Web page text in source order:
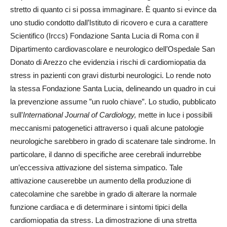
stretto di quanto ci si possa immaginare. È quanto si evince da
uno studio condotto dall’Istituto di ricovero e cura a carattere
Scientifico (Irccs) Fondazione Santa Lucia di Roma con il
Dipartimento cardiovascolare e neurologico dell’Ospedale San
Donato di Arezzo che evidenzia i rischi di cardiomiopatia da
stress in pazienti con gravi disturbi neurologici. Lo rende noto
la stessa Fondazione Santa Lucia, delineando un quadro in cui
la prevenzione assume ”un ruolo chiave”. Lo studio, pubblicato
sull’International Journal of Cardiology, mette in luce i possibili
meccanismi patogenetici attraverso i quali alcune patologie
neurologiche sarebbero in grado di scatenare tale sindrome. In
particolare, il danno di specifiche aree cerebrali indurrebbe
un’eccessiva attivazione del sistema simpatico. Tale
attivazione causerebbe un aumento della produzione di
catecolamine che sarebbe in grado di alterare la normale
funzione cardiaca e di determinare i sintomi tipici della
cardiomiopatia da stress. La dimostrazione di una stretta